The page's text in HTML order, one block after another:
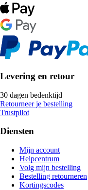
Levering en retour
30 dagen bedenktijd
Retourneer je bestelling
Trustpilot
Diensten
Mijn account
Helpcentrum
Volg mijn bestelling
Bestelling retourneren
Kortingscodes